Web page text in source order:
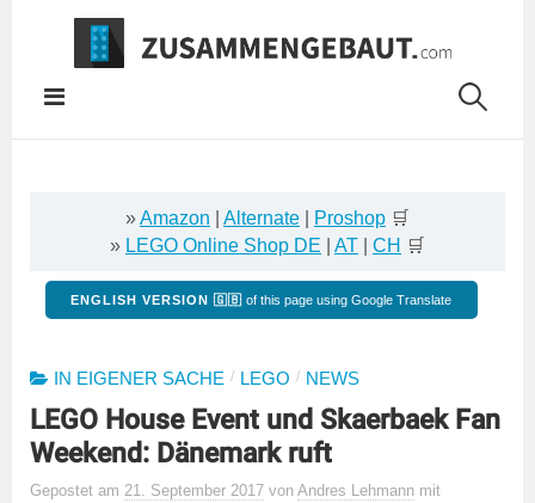
Springe
Inhalt
»Amazon Alternate Proshop 🛒
» LEGO Online Shop DE AT CH 🛒
ENGLISH VERSION 🇬🇧 of this page using Google Translate
IN EIGENER SACHE / LEGO / NEWS
LEGO House Event und Skaerbaek Fan
Weekend: Dänemark ruft
Gepostet am 21. September 2017 von Andres Lehmann mit